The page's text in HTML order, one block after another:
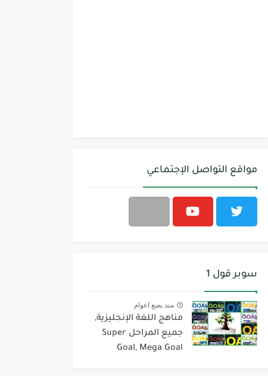
مواقع التواصل الإجتماعي
سوبر قول 1
منذ بضع اعوام
مناهج اللغة الإنجليزية,
جميع المراحل Super
Goal, Mega Goal